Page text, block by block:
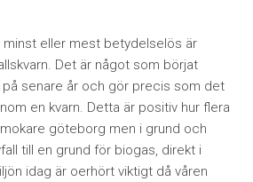
eller mest betydelselös är
Det är något som börjat
senare år och gör precis som det
en kvarn. Detta är positiv hur flera
göteborg men i grund och
till en grund för biogas, direkt i
idag är oerhört viktigt då våren